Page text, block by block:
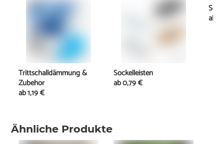
Ähnliche Produkte
Trittschalldämmung &
Zubehör
ab1,19 €
Sockelleisten
ab0,79 €
ab